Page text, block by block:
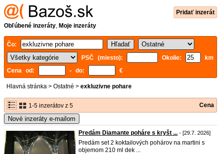
Pridať inzerát
Obľúbené inzeráty, Moje inzeráty
Čo:
PSČ (miesto):
Okolie:
km
Cena od:
- do: €
Hlavná stránka > Ostatné > exkluzivne pohare
1-5 inzerátov z 5 Cena
Nové inzeráty e-mailom
Predám Diamante poháre s kryšt ... - [29.7. 2026]
Predám set 2 koktailových pohárov na martini s
objemom 210 ml dek ...